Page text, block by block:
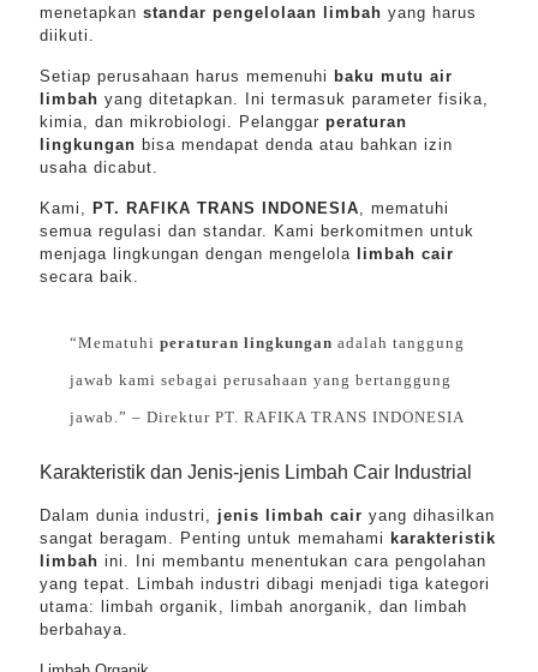
menetapkan standar pengelolaan limbah yang harus
diikuti.
Setiap perusahaan harus memenuhi baku mutu air
limbah yang ditetapkan. Ini termasuk parameter fisika,
kimia, dan mikrobiologi. Pelanggar peraturan
lingkungan bisa mendapat denda atau bahkan izin
usaha dicabut.
Kami, PT. RAFIKA TRANS INDONESIA, mematuhi
semua regulasi dan standar. Kami berkomitmen untuk
menjaga lingkungan dengan mengelola
limbah cair
secara baik.
“Mematuhi peraturan lingkungan adalah tanggung
jawab kami sebagai perusahaan yang bertanggung
jawab.” – Direktur PT. RAFIKA TRANS INDONESIA
Karakteristik dan Jenis-jenis Limbah Cair Industrial
Dalam dunia industri, jenis limbah cair yang dihasilkan
sangat beragam. Penting untuk memahami karakteristik
limbah ini. Ini membantu menentukan cara pengolahan
yang tepat. Limbah industri dibagi menjadi tiga kategori
utama: limbah organik, limbah anorganik, dan limbah
berbahaya.